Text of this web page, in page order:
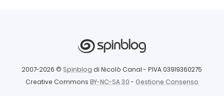
2007-2026 © Spinblog di Nicolò Canal - P.IVA 03919360275
Creative Commons BY-NC-SA 3.0- Gestione Consenso